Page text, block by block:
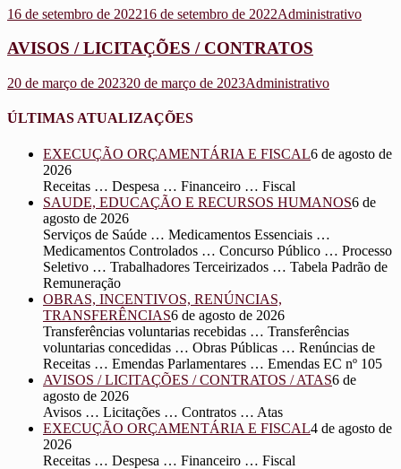
16 de setembro de 202216 de setembro de 2022Administrativo
AVISOS / LICITAÇÕES / CONTRATOS
20 de março de 202320 de março de 2023Administrativo
ÚLTIMAS ATUALIZAÇÕES
EXECUÇÃO ORÇAMENTÁRIA E FISCAL6 de agosto de
2026
Receitas … Despesa … Financeiro … Fiscal
SAUDE, EDUCAÇÃO E RECURSOS HUMANOS6 de
agosto de 2026
Serviços de Saúde … Medicamentos Essenciais …
Medicamentos Controlados … Concurso Público … Processo
Seletivo … Trabalhadores Terceirizados … Tabela Padrão de
Remuneração
OBRAS, INCENTIVOS, RENÚNCIAS,
TRANSFERÊNCIAS6 de agosto de 2026
Transferências voluntarias recebidas … Transferências
voluntarias concedidas … Obras Públicas … Renúncias de
Receitas … Emendas Parlamentares … Emendas EC nº 105
AVISOS / LICITAÇÕES / CONTRATOS / ATAS6 de
agosto de 2026
Avisos … Licitações … Contratos … Atas
EXECUÇÃO ORÇAMENTÁRIA E FISCAL4 de agosto de
2026
Receitas … Despesa … Financeiro … Fiscal